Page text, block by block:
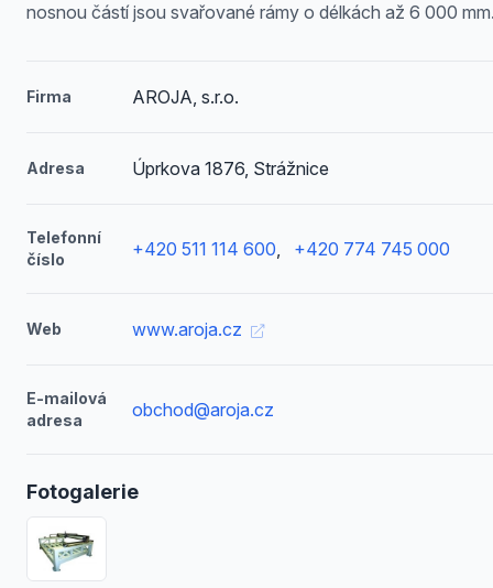
nosnou částí jsou svařované rámy o délkách až 6 000
Firma AROJA, s.r.o.
Adresa Úprkova 1876, Strážnice
Telefonní
číslo
+420 511 114 600, +420 774 745 000
Web www.aroja.cz
E-mailová
adresa
obchod@aroja.cz
Fotogalerie